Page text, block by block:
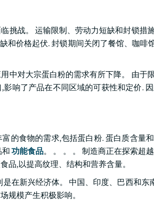
挑战。 运输限制、劳动力短缺和封锁措
和价格起伏. 封锁期间关闭了餐馆、咖啡
中对大宗蛋白粉的需求有所下降。 由于
响了产品在不同区域的可获性和定价.
的食物的需求,包括蛋白粉. 蛋白质含量
和功能食品。 。 。 。 制造商正在探索超
品,以提高纹理、结构和营养含量。
在新兴经济体。 中国、印度、巴西和
规模产生积极影响。